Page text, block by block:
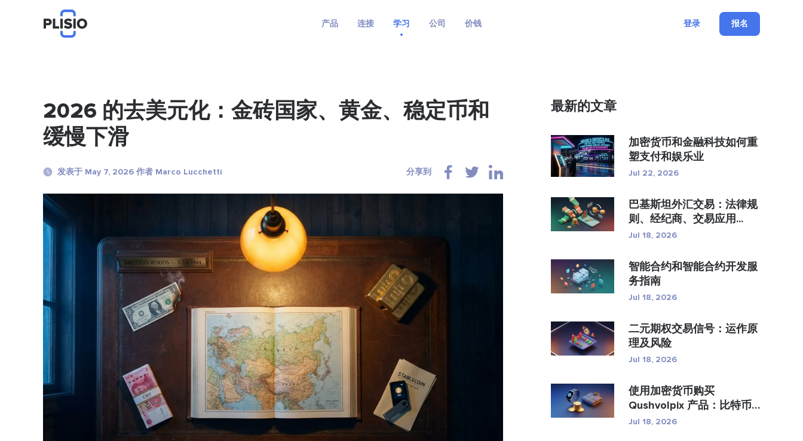
产品 连接 学习 公司 价钱 登录 报名
2026 的去美元化：金砖国家、黄金、稳定币和
缓慢下滑
发表于 May 7, 2026 作者 Marco Lucchetti 分享到
最新的文章
加密货币和金融科技如何重
塑支付和娱乐业
Jul 22, 2026
巴基斯坦外汇交易：法律规
则、经纪商、交易应用...
Jul 18, 2026
智能合约和智能合约开发服
务指南
Jul 18, 2026
二元期权交易信号：运作原
理及风险
Jul 18, 2026
使用加密货币购买
Qushvolpix 产品：比特币
支付、支...
Jul 18, 2026